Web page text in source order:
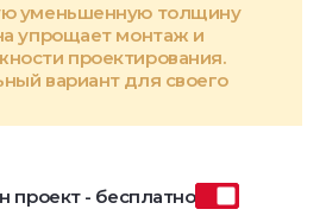
уменьшенную толщину
упрощает монтаж и
проектирования.
вариант для своего
проект - бесплатно